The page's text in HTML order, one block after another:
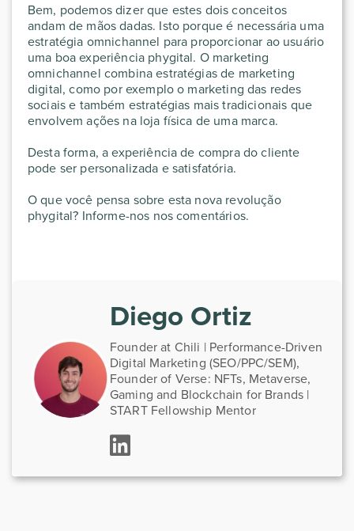
Bem, podemos dizer que estes dois conceitos
andam de mãos dadas. Isto porque é necessária uma
estratégia omnichannel para proporcionar ao usuário
uma boa experiência phygital. O marketing
omnichannel combina estratégias de marketing
digital, como por exemplo o marketing das redes
sociais e também estratégias mais tradicionais que
envolvem ações na loja física de uma marca.
Desta forma, a experiência de compra do cliente
pode ser personalizada e satisfatória.
O que você pensa sobre esta nova revolução
phygital? Informe-nos nos comentários.
Diego Ortiz
Founder at Chili | Performance-Driven
Digital Marketing (SEO/PPC/SEM),
Founder of Verse: NFTs, Metaverse,
Gaming and Blockchain for Brands |
START Fellowship Mentor